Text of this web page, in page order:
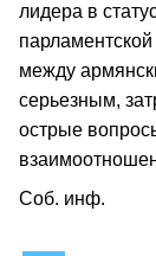
лидера в
между
серьезным,
острые
Соб. инф.